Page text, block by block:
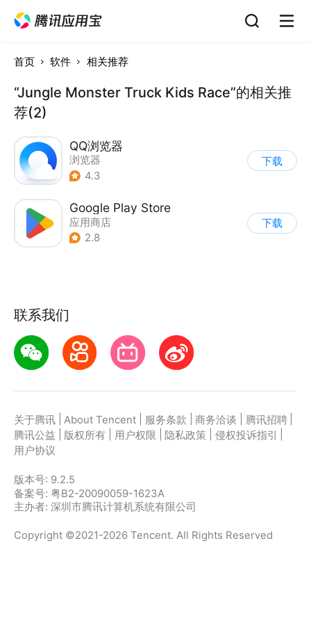
首页 软件 相关推荐
“Jungle Monster Truck Kids Race”的相关推
荐(2)
QQ浏览器
浏览器
4.3
下载
Google Play Store
应用商店
2.8
下载
联系我们
关于腾讯 About Tencent 服务条款 商务洽谈 腾讯招聘
腾讯公益
版权所有 用户权限 隐私政策 侵权投诉指引
用户协议
版本号: 9.2.5
备案号: 粤B2-20090059-1623A
主办者: 深圳市腾讯计算机系统有限公司
Copyright ©2021-2026 Tencent. All Rights Reserved